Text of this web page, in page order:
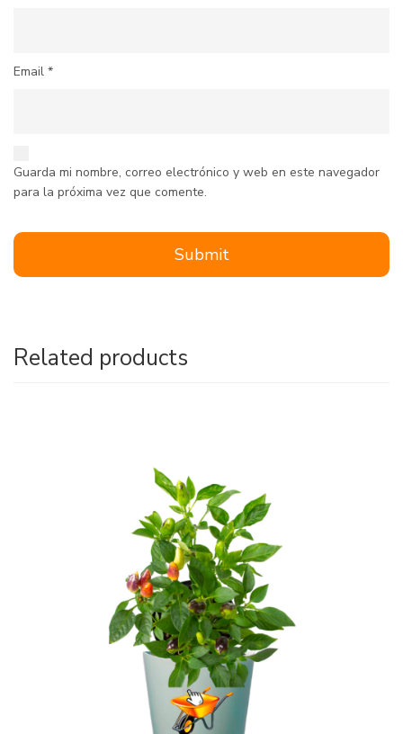
Email *
Guarda mi nombre, correo electrónico y web en este navegador
para la próxima vez que comente.
Related products